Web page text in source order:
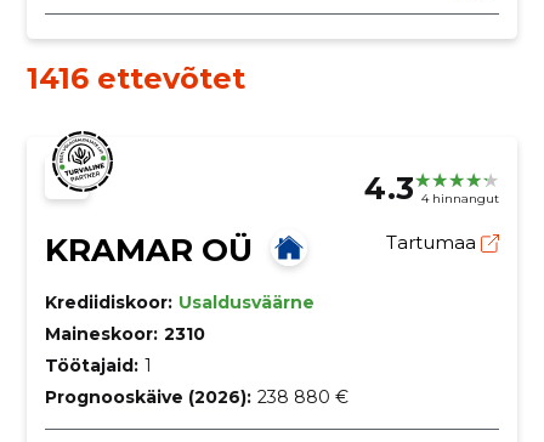
1416 ettevõtet
4.3 4 hinnangut
KRAMAR OÜ Tartumaa
Krediidiskoor: Usaldusväärne
Maineskoor: 2310
Töötajaid: 1
Prognooskäive (2026): 238 880 €